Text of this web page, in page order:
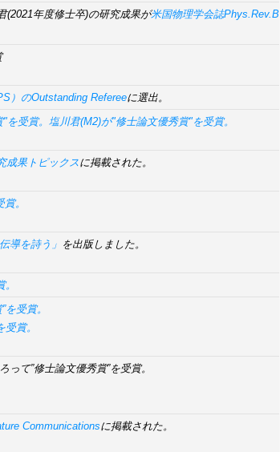
(2021年度修士卒)の研究成果が米国物理学会誌Phys.Rev.B
）のOutstanding Refereeに選出。
受賞。塩川君(M2)が"修士論文優秀賞"を受賞。
成果トピックスに掲載された。
。
導を詩う」 を出版しました。
受賞。
賞。
て”修士論文優秀賞”を受賞。
Communicationsに掲載された。